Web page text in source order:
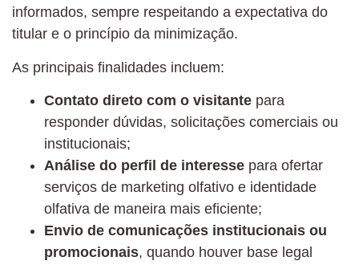
informados, sempre respeitando a expectativa do
titular e o princípio da minimização.
As principais finalidades incluem:
Contato direto com o visitante para
responder dúvidas, solicitações comerciais ou
institucionais;
Análise do perfil de interesse para ofertar
serviços de marketing olfativo e identidade
olfativa de maneira mais eficiente;
Envio de comunicações institucionais ou
promocionais, quando houver base legal